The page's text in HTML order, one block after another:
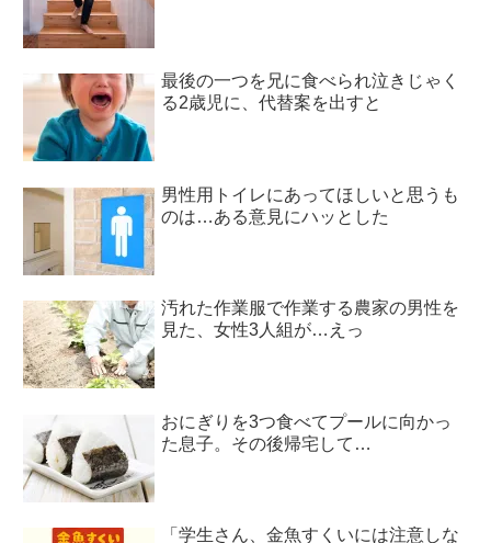
最後の一つを兄に食べられ泣きじゃく
る2歳児に、代替案を出すと
男性用トイレにあってほしいと思うも
のは…ある意見にハッとした
汚れた作業服で作業する農家の男性を
見た、女性3人組が…えっ
おにぎりを3つ食べてプールに向かっ
た息子。その後帰宅して…
「学生さん、金魚すくいには注意しな